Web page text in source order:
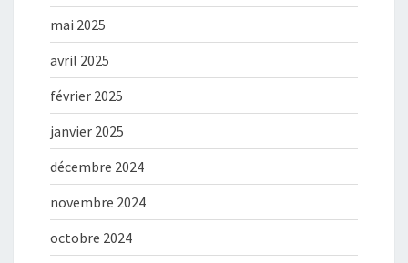
mai 2025
avril 2025
février 2025
janvier 2025
décembre 2024
novembre 2024
octobre 2024